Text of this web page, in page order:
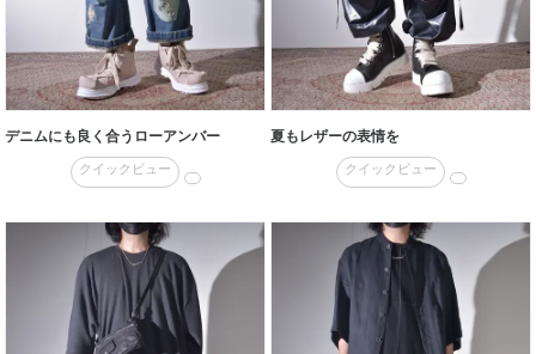
デニムにも良く合うローアンバー
クイックビュー
夏もレザーの表情を
クイックビュー